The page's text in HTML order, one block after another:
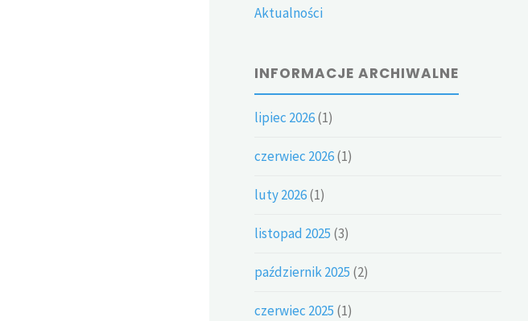
Aktualności
INFORMACJE ARCHIWALNE
lipiec 2026(1)
czerwiec 2026(1)
luty 2026(1)
listopad 2025 (3)
październik 2025 (2)
czerwiec 2025 (1)